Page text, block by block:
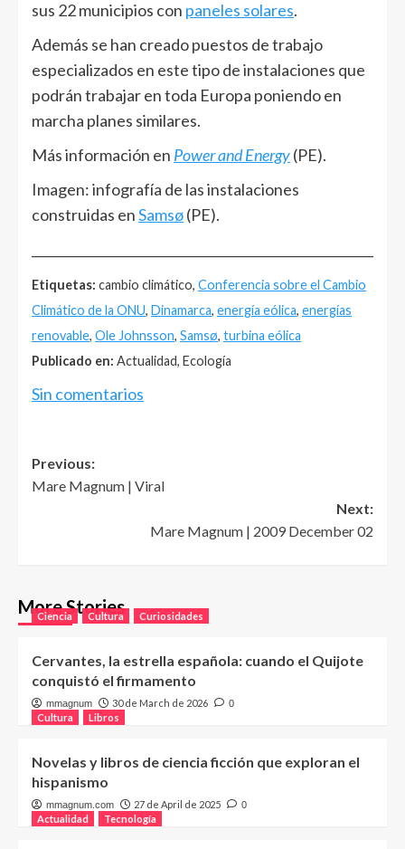
sus 22 municipios con paneles solares.
Además se han creado puestos de trabajo
especializados en este tipo de instalaciones que
podrán trabajar en toda Europa poniendo en
marcha planes similares.
Más información en Power and Energy(PE).
Imagen: infografía de las instalaciones
construidas enSamsø(PE).
Etiquetas: cambio climático, Conferencia sobre el Cambio
Climático de la ONU, Dinamarca, energía eólica, energías
renovable, Ole Johnsson, Samsø, turbina eólica
Publicado en: Actualidad, Ecología
Sin comentarios
Post
navigation
Previous:
Mare Magnum | Viral
Next:
Mare Magnum | 2009 December 02
More Stories
Ciencia Cultura Curiosidades
Cervantes, la estrella española: cuando el Quijote
conquistó el firmamento
mmagnum 30 de March de 2026 0
Cultura Libros
Novelas y libros de ciencia ficción que exploran el
hispanismo
mmagnum.com 27 de April de 2025 0
Actualidad Tecnología